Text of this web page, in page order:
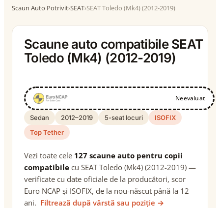
Scaun Auto Potrivit›SEAT›SEAT Toledo (Mk4) (2012-2019)
Scaune auto compatibile SEAT
Toledo (Mk4) (2012-2019)
Neevaluat
Sedan 2012–2019 5-seat locuri
ISOFIX
Top Tether
Vezi toate cele 127 scaune auto pentru copii
compatibile cu SEAT Toledo (Mk4) (2012-2019) —
verificate cu date oficiale de la producători, scor
Euro NCAP și ISOFIX, de la nou-născut până la 12
ani. Filtrează după vârstă sau poziție →